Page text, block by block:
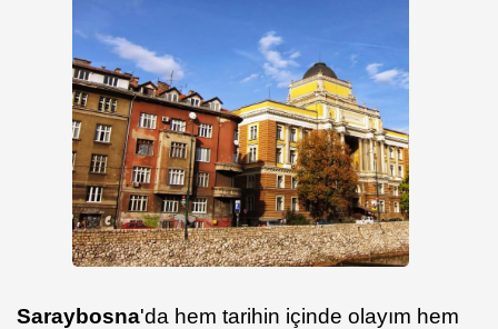
Saraybosna'da hem tarihin içinde olayım hem